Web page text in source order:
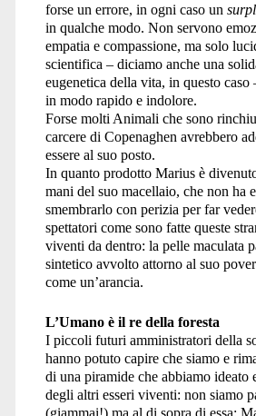
forse un errore, in ogni caso un
in qualche modo. Non servono
empatia e compassione, ma solo
scientifica – diciamo anche una
eugenetica della vita, in questo caso
in modo rapido e indolore.
Forse molti Animali che sono
carcere di Copenaghen avrebbero
essere al suo posto.
In quanto prodotto Marius è
mani del suo macellaio, che non ha
smembrarlo con perizia per far
spettatori come sono fatte queste
viventi da dentro: la pelle maculata
sintetico avvolto attorno al suo
come un’arancia.
L’Umano è il re della foresta
I piccoli futuri amministratori della
hanno potuto capire che siamo e
di una piramide che abbiamo ideato
degli altri esseri viventi: non siamo
(giammai!) ma al di sopra di essa: